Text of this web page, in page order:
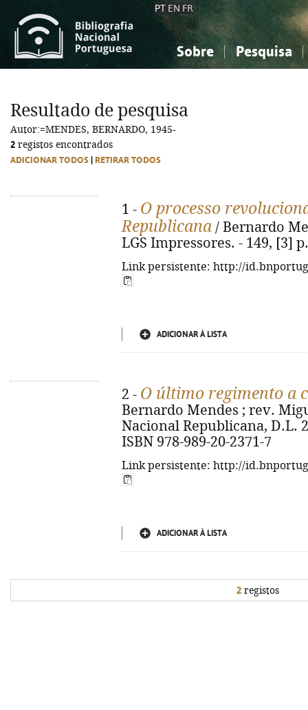
PT EN FR
Sobre Pesquisa
Ciências sociais...
Ciências sociais...
Resultado de pesquisa
Autor:=MENDES, BERNARDO, 1945-
2 registos encontrados
ADICIONAR TODOS RETIRAR TODOS
1 - O processo
Republicana / Bernardo
LGS Impressores. - 149, [3]
Link persistente: http://
ADICIONAR À LISTA
2 - O último regimento a
Bernardo Mendes ; rev.
Nacional Republicana, D.L.
ISBN 978-989-20-2371-7
Link persistente: http://
ADICIONAR À LISTA
2 registos